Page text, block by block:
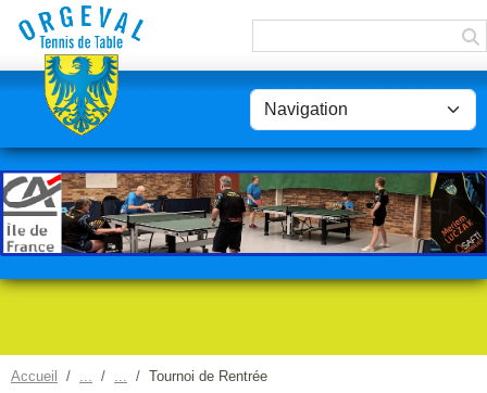
Accueil Tournoi de Rentrée
Panneau de gestion des cookies